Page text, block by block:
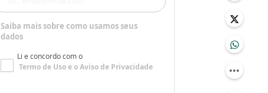
Saiba mais sobre como usamos seus
dados
Li e concordo com o
Termo de Usoe oAviso de Privacidade